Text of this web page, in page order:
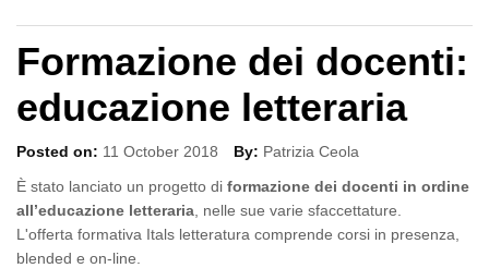
Formazione dei docenti:
educazione letteraria
Posted on: 11 October 2018 By: Patrizia Ceola
È stato lanciato un progetto di formazione dei docenti in ordine
all’educazione letteraria , nelle sue varie sfaccettature.
L'offerta formativa Itals letteratura comprende corsi in presenza,
blended e on-line.